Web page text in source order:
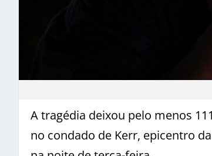
A tragédia deixou pelo menos
no condado de Kerr, epicentro